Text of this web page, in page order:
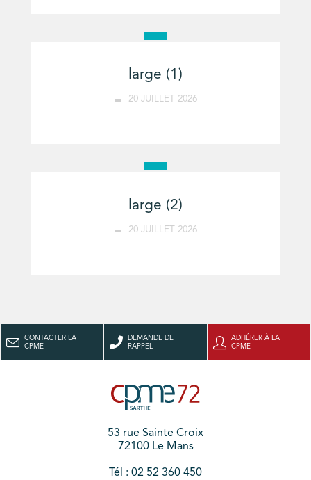
large (1)
20 JUILLET 2026
large (2)
20 JUILLET 2026
CONTACTER LA
CPME
DEMANDE DE
RAPPEL
ADHÉRER À LA
CPME
53 rue Sainte Croix
72100 Le Mans
Tél : 02 52 360 450